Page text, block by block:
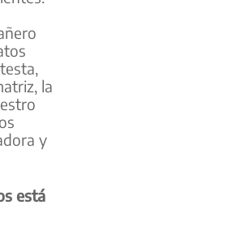
la
y
está